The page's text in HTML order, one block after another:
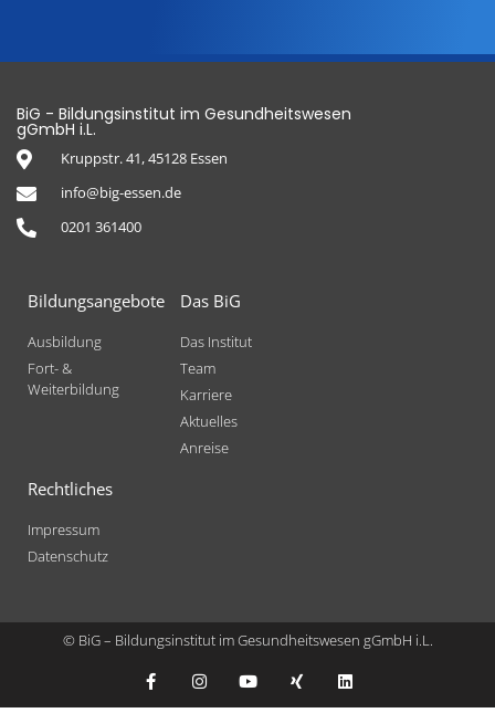
BiG - Bildungsinstitut im Gesundheitswesen
gGmbH i.L.
Kruppstr. 41, 45128 Essen
info@big-essen.de
0201 361400
Bildungsangebote
Ausbildung
Fort- &
Weiterbildung
Das BiG
Das Institut
Team
Karriere
Aktuelles
Anreise
Rechtliches
Impressum
Datenschutz
© BiG – Bildungsinstitut im Gesundheitswesen gGmbH i.L.